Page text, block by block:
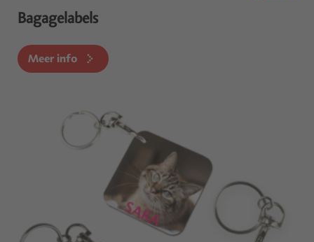
Bagagelabels
Meer info